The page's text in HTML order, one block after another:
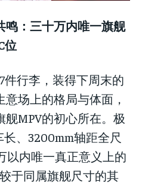
鸣：三十万内唯一旗舰
位
件行李，装得下周末的
场上的格局与体面，
MPV的初心所在。极
、3200mm轴距全尺
以内唯一真正意义上的
于同属旗舰尺寸的其